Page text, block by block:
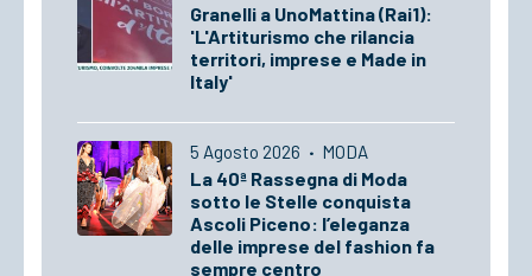
Granelli a UnoMattina (Rai1):
'L'Artiturismo che rilancia
territori, imprese e Made in
Italy'
5 Agosto 2026 · MODA
La 40ª Rassegna di Moda
sotto le Stelle conquista
Ascoli Piceno: l’eleganza
delle imprese del fashion fa
sempre centro